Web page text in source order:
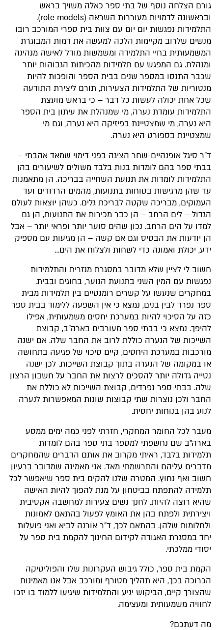
גורם הצלחה נוסף של בתי ספר כאלה משויך בראש
ובראשונה לדמויות מעוררות השראה (role models).
התלמידות נפגשות יום יום עם צוות בית ספרי המורכב רובו
מנשים שלרוב מקיימות הלכה למעשה את דמות המבוגרת
המשמעותית בחיי התלמידה ומשמשות מודל לאישה מנהיגה
ומנהלת. גם המפגש עם תלמידות מהכיתות הגבוהות יותר
שכבר התנסו במספר שנים בבית הספר והופכות להיות
מנטוריות של התלמידות הצעירות, תורם ליצירת התודעה
שכל אחת יכולה לעשות כל דבר – כי בראש מועצת
התלמידות עומדת נערה, מי שמנהלת את עיתון בית הספר
היא נערה, מי שמצטיינת בפיזיקה היא נערה, וגם מי
שמצטיינת בספורט היא נערה.
ד”ר סיגל אופנהיים-שחר הציגה בפני דימוי שמאד אהבתי –
בבתי ספר בהם לומדות בנות בלבד משולים לשיעורים בהן
התלמידות לומדות את תנועת השחייה בבריכה. הן מתאמנות
עד שהן מרגישות בטוחות בתנועות, מהמים הרדודים ועד
העמוקים, מבריכה שקטה לבריכת גלים. כשהן יוצאות לעולם
הגדול – לים הרחב – הן כבר מכירות את התנועות, הן גם
למדו על הים הרחב. נכון שהים סוער יותר ופראי יותר – אבל
הן יודעות את הבסיס וגם אם קשה – הן מגיעות עם מספיק
ידע, יכולת ואמונה כדי לשחות ולצלוח את הים…
חשוב לי לציין שלא מדובר במסגרת מנזרית והתלמידות
נפגשות עם המין השני בתנועת הנוער, בחוגים ובבית.
במחקרים שנעשו על קשרים רומנטיים בין תלמידות מבית
ספר נפרד לבין בנים, נמצא כי אין השפעה ללימוד בבית ספר
כזה על הסיכוי להיות במערכת יחסים משמעותית, אפילו
להיפך. נמצא כי בבתי ספר מעורבים בארה”ב, קבוצת
השייכות של הנערה כוללת לרוב את החבר שלה. אם ישנה
מורכבות במערכת היחסים, קיים סיכוי של פגיעה בתחושה
או במקומה של הנערה בתוך קבוצת השייכות. לכן ישנה
נטייה גדולה יותר להסכים לרצות את החבר על חשבון הרצון
שלה. בבתי ספר נפרדים, קבוצת השייכות לא כוללת את
החבר ולכן נוצרות שתי קבוצות שונות המאפשרות לנערה
לנוע בהן בנוחות יחסית.
מעבר לכל החומר המחקרי, חזרתי לפני כמה ימים ממסע
בארה"ב שם נחשפתי למספר בתי ספר בהם לומדות
תלמידות בלבד, ראיתי מקרוב את אותם הדברים שהמחקרים
מדברים עליהם והתרשמתי מאד. אני מאמינה שמדובר ברעיון
חשוב ואף נחוץ. המטרה שלנו להקים בית ספר שיאפשר לכל
תלמידה להתפתח בביטחון על מנת להפוך להיות האישה
שהיא רוצה להיות. לחנך נשים צעירות למחשבה אקטיבית
ויצירתית ולפתח בהן את האומץ לפעול בהתאם לאמונות
ולחלומות שלהן. בהתאם לכך, ד"ר אורנה לביא ואני פועלות
יחד במסגרת האגודה לקידום החינוך להקמת בית ספר על
יסודי ממלכתי.
הקמת בית ספר, כולל גיבוש העקרונות שלו והפוליטיקה
הכרוכה בכך, היא תהליך מטורף ומורכב אבל אנו מאמינות
שהצורך קיים, הביקוש יגיע והתלמידות שיגיעו ללמוד בו יזכו
לחוויה משמעותית ומעצימה.
מה דעתכם?